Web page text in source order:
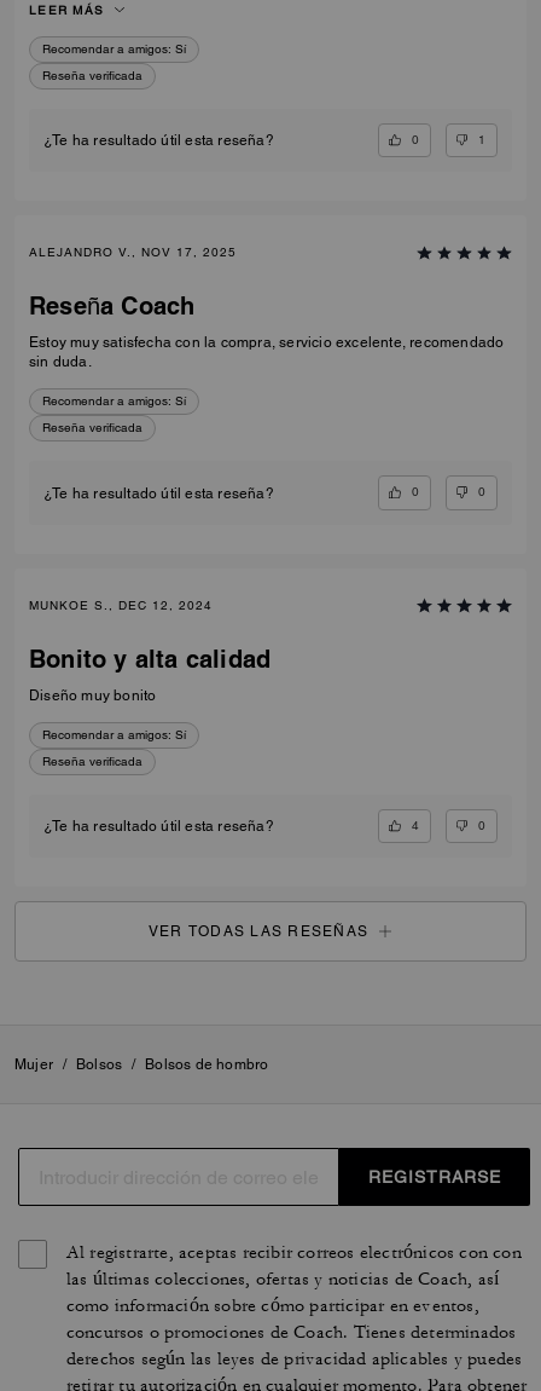
que me gustaron eran en color burdeos y para ver si combinaban ella
tenía mucha paciencia conmigo y lo probé en diferentes bolsos, al final
me enamoré del tabby y de solo compraré un charm me compré el
bolso conjunto con él y el mismo charm. Muchas gracias por la ayuda.
❤️🥰
LEER MÁS
Recomendar a amigos: Sí
Reseña verificada
¿Te ha resultado útil esta reseña? 0 1
ALEJANDRO V., NOV 17, 2025
Reseña Coach
Estoy muy satisfecha con la compra, servicio excelente, recomendado
sin duda.
Recomendar a amigos: Sí
Reseña verificada
¿Te ha resultado útil esta reseña? 0 0
MUNKOE S., DEC 12, 2024
Bonito y alta calidad
Diseño muy bonito
Recomendar a amigos: Sí
Reseña verificada
¿Te ha resultado útil esta reseña? 4 0
VER TODAS LAS RESEÑAS
Mujer / Bolsos / Bolsos de hombro
REGISTRARSE
Al registrarte, aceptas recibir correos electrónicos con con
las últimas colecciones, ofertas y noticias de Coach, así
como información sobre cómo participar en eventos,
concursos o promociones de Coach. Tienes determinados
derechos según las leyes de privacidad aplicables y puedes
retirar tu autorización en cualquier momento. Para obtener